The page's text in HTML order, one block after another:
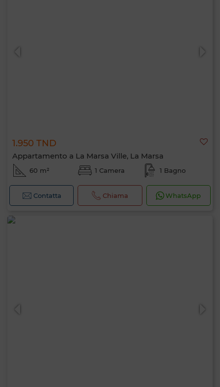
1.950 TND
Appartamento a La Marsa Ville, La Marsa
60 m² 1 Camera 1 Bagno
Contatta Chiama WhatsApp